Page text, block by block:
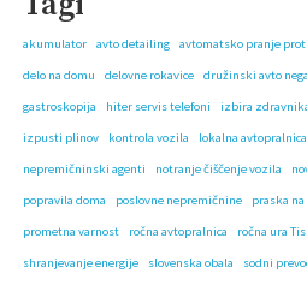
akumulator avto detailing avtomatsko pranje
delo na domu
delovne rokavice družinski avto nega
gastroskopija
hiter servis telefoni izbira
izpusti plinov
kontrola vozila lokalna avtopralnica
nepremičninski agenti
notranje čiščenje vozila
popravila doma
poslovne nepremičnine praska
prometna varnost
ročna avtopralnica ročna ura
shranjevanje energije
slovenska obala sodni